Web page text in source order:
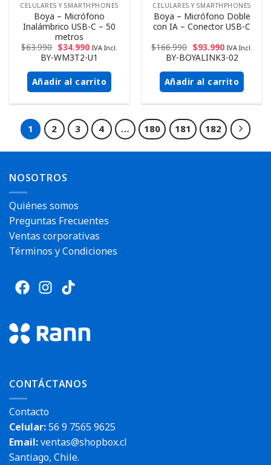
CELULARES Y SMARTHPHONES
Boya – Micrófono
Inalámbrico USB-C – 50
metros
$63.990 $34.990 IVA Incl.
BY-WM3T2-U1
Añadir al carrito
CELULARES Y SMARTHPHONES
Boya – Micrófono Doble
con IA – Conector USB-C
$166.990 $93.990 IVA Incl.
BY-BOYALINK3-02
Añadir al carrito
1 2 3 4 … 180 181 182
NOSOTROS
Quiénes somos
Preguntas Frecuentes
Ventas corporativas
Términos y Condiciones
CONTÁCTANOS
Contacto
Celular:56 9 7565 9625
Email:ventas@shopbox.cl
Santiago, Chile.